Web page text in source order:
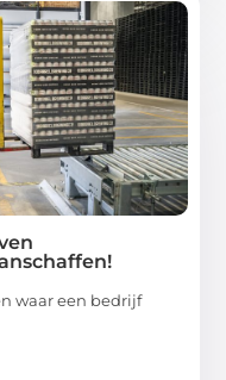
waar een bedrijf